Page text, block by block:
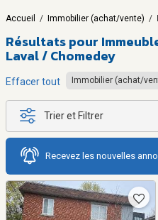
Accueil / Immobilier (achat/vente) /
Résultats pour
Laval / Chomedey
Effacer tout Immobilier (achat/
Trier et Filtrer
Recevez les nouvelles